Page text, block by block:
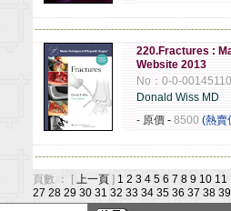
220.Fractures :
Website 2013
No：0-0-
Donald Wiss MD
- 原價 - 8500 (熱賣
頁數 ： [ 上一頁 ] 1 2 3 4 5 6 7 8 9 10 11
27 28 29 30 31 32 33 34 35 36 37 38 39